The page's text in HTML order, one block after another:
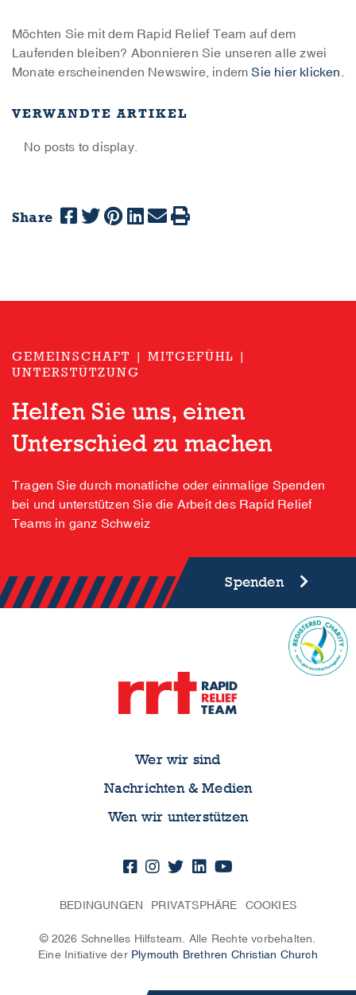
Möchten Sie mit dem Rapid Relief Team auf dem
Laufenden bleiben? Abonnieren Sie unseren alle zwei
Monate erscheinenden Newswire, indemSie hier klicken.
VERWANDTE ARTIKEL
No posts to display.
Share
GEMEINSCHAFT | MITGEFÜHL |
UNTERSTÜTZUNG
Helfen Sie uns, einen
Unterschied zu machen
Tragen Sie durch monatliche oder einmalige Spenden
bei und unterstützen Sie die Arbeit des Rapid Relief
Teams in ganz Schweiz
Spenden
Wer wir sind
Nachrichten & Medien
Wen wir unterstützen
BEDINGUNGEN PRIVATSPHÄRE COOKIES
© 2026 Schnelles Hilfsteam. Alle Rechte vorbehalten.
Eine Initiative der Plymouth Brethren Christian Church